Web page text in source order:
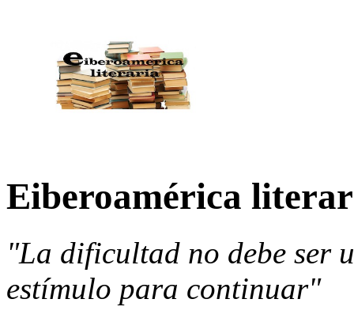
Eiberoamérica
"La dificultad no debe ser
estímulo para continuar"